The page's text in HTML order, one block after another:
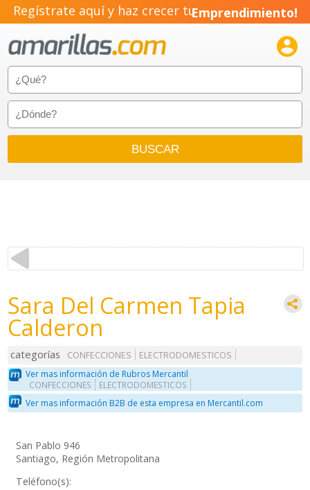
Regístrate aquí y haz crecer tuEmprendimiento!

Sara Del Carmen Tapia
Calderon
categorías CONFECCIONES
ELECTRODOMESTICOS
Ver mas información de Rubros Mercantil
CONFECCIONES ELECTRODOMESTICOS
Ver mas información B2B de esta empresa en Mercantil.com
San Pablo 946
Santiago, Región Metropolitana
Teléfono(s):